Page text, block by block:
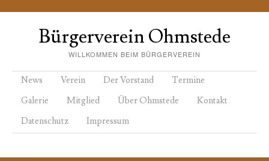
Bürgerverein Ohmstede
WILLKOMMEN BEIM BÜRGERVEREIN
Menu
Skip to content
News Verein Der Vorstand
Termine
Galerie
Mitglied Über Ohmstede
Kontakt
Datenschutz
Impressum